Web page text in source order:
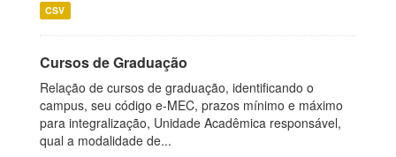
CSV
Cursos de Graduação
Relação de cursos de graduação, identificando o
campus, seu código e-MEC, prazos mínimo e máximo
para integralização, Unidade Acadêmica responsável,
qual a modalidade de...